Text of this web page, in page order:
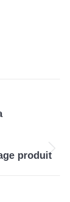
produit